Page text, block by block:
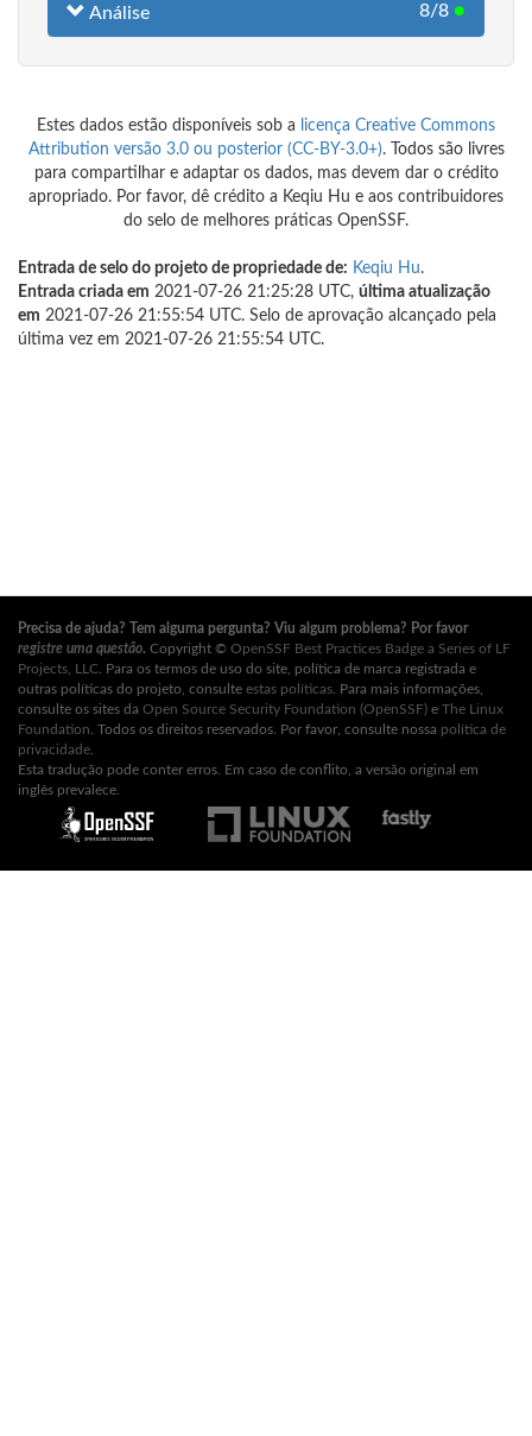
Análise 8/8 ●
Estes dados estão disponíveis sob a
licença Creative Commons
Attribution versão 3.0 ou posterior (CC-BY-3.0+). Todos são livres
para compartilhar e adaptar os dados, mas devem dar o crédito
apropriado. Por favor, dê crédito a Keqiu Hu e aos contribuidores
do selo de melhores práticas OpenSSF.
Entrada de selo do projeto de propriedade de: Keqiu Hu.
Entrada criada em 2021-07-26 21:25:28 UTC, última atualização
em 2021-07-26 21:55:54 UTC. Selo de aprovação alcançado pela
última vez em 2021-07-26 21:55:54 UTC.
Precisa de ajuda? Tem alguma pergunta? Viu algum problema? Por favor
registre uma questão. Copyright © OpenSSF Best Practices Badge a Series of LF
Projects, LLC . Para os termos de uso do site, política de marca registrada e
outras políticas do projeto, consulte estas políticas . Para mais informações,
consulte os sites da Open Source Security Foundation (OpenSSF) e The Linux
Foundation . Todos os direitos reservados. Por favor, consulte nossa política de
privacidade
Esta tradução pode conter erros. Em caso de conflito, a versão original em
inglês prevalece.